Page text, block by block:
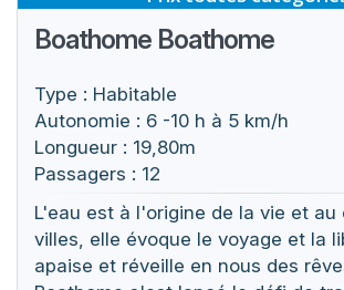
Boathome Boathome
Type : Habitable
Autonomie : 6 -10 h à 5 km/h
Longueur : 19,80m
Passagers : 12
L'eau est à l'origine de la vie et au
villes, elle évoque le voyage et la
apaise et réveille en nous des